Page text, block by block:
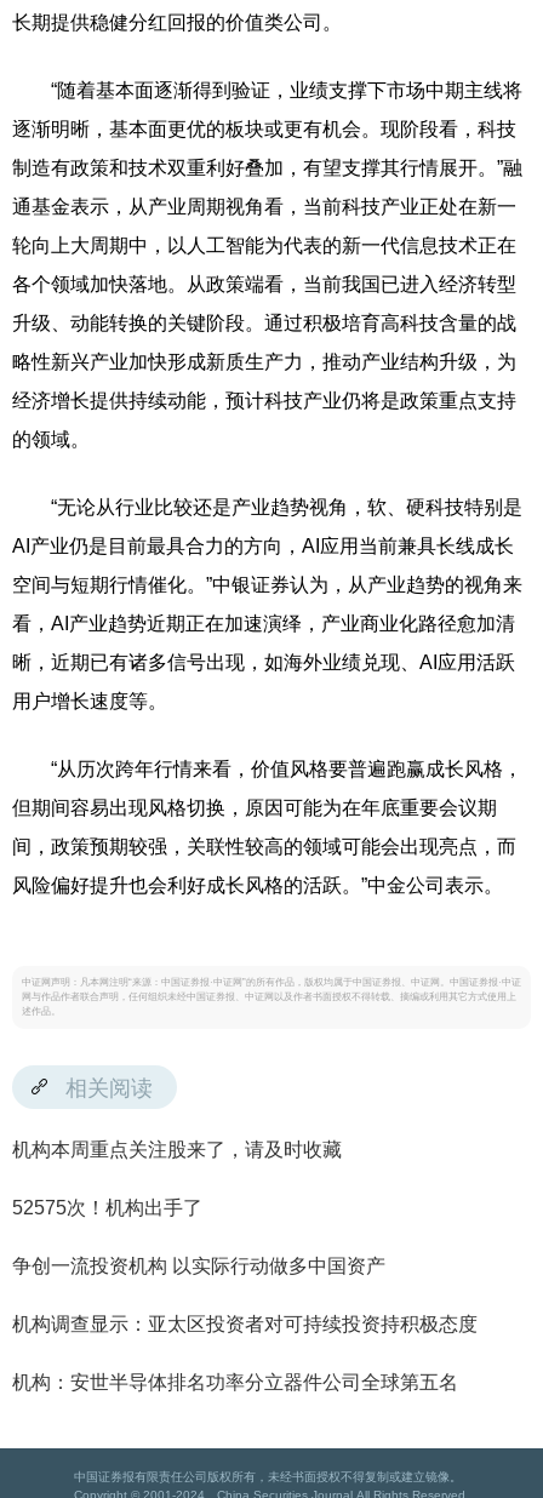
长期提供稳健分红回报的价值类公司。
“随着基本面逐渐得到验证，业绩支撑下市场中期主线将
逐渐明晰，基本面更优的板块或更有机会。现阶段看，科技
制造有政策和技术双重利好叠加，有望支撑其行情展开。”融
通基金表示，从产业周期视角看，当前科技产业正处在新一
轮向上大周期中，以人工智能为代表的新一代信息技术正在
各个领域加快落地。从政策端看，当前我国已进入经济转型
升级、动能转换的关键阶段。通过积极培育高科技含量的战
略性新兴产业加快形成新质生产力，推动产业结构升级，为
经济增长提供持续动能，预计科技产业仍将是政策重点支持
的领域。
“无论从行业比较还是产业趋势视角，软、硬科技特别是
AI产业仍是目前最具合力的方向，AI应用当前兼具长线成长
空间与短期行情催化。”中银证券认为，从产业趋势的视角来
看，AI产业趋势近期正在加速演绎，产业商业化路径愈加清
晰，近期已有诸多信号出现，如海外业绩兑现、AI应用活跃
用户增长速度等。
“从历次跨年行情来看，价值风格要普遍跑赢成长风格，
但期间容易出现风格切换，原因可能为在年底重要会议期
间，政策预期较强，关联性较高的领域可能会出现亮点，而
风险偏好提升也会利好成长风格的活跃。”中金公司表示。
中证网声明：凡本网注明“来源：中国证券报·中证网”的所有作品，版权均属于中国证券报、中证网。中国证券报·中证
网与作品作者联合声明，任何组织未经中国证券报、中证网以及作者书面授权不得转载、摘编或利用其它方式使用上
述作品。
相关阅读
机构本周重点关注股来了，请及时收藏
52575次！机构出手了
争创一流投资机构 以实际行动做多中国资产
机构调查显示：亚太区投资者对可持续投资持积极态度
机构：安世半导体排名功率分立器件公司全球第五名
中国证券报有限责任公司版权所有，未经书面授权不得复制或建立镜像。
Copyright © 2001-2024 China Securities Journal.All Rights Reserved.